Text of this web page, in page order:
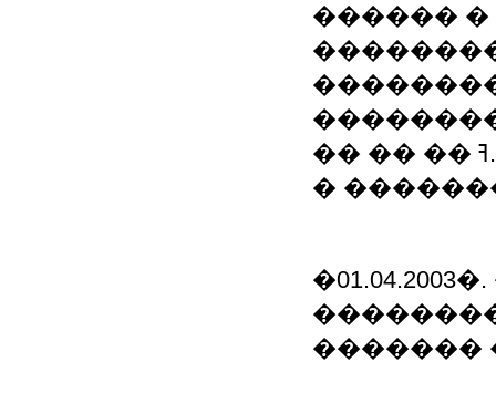
������
�� �� �� ߔ.
�
�������